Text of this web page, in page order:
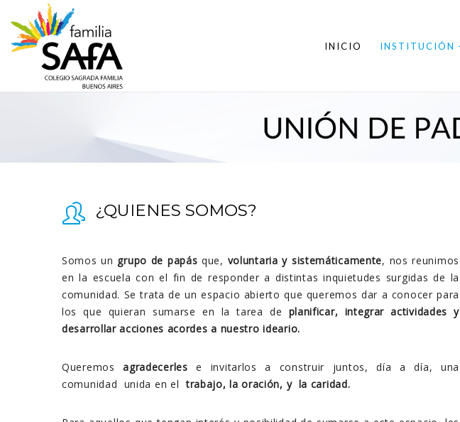
INICIO INSTITUCIÓN
¿QUIENES SOMOS?
Somos un grupo de papás que, voluntaria y sistemáticamente, nos reunimos
en la escuela con el fin de responder a distintas inquietudes surgidas de la
comunidad. Se trata de un espacio abierto que queremos dar a conocer para
los que quieran sumarse en la tarea de planificar, integrar actividades y
desarrollar acciones acordes a nuestro ideario.
Queremosagradecerles e invitarlos a construir juntos, día a día, una
comunidad unida en eltrabajo, la oración, y la caridad.